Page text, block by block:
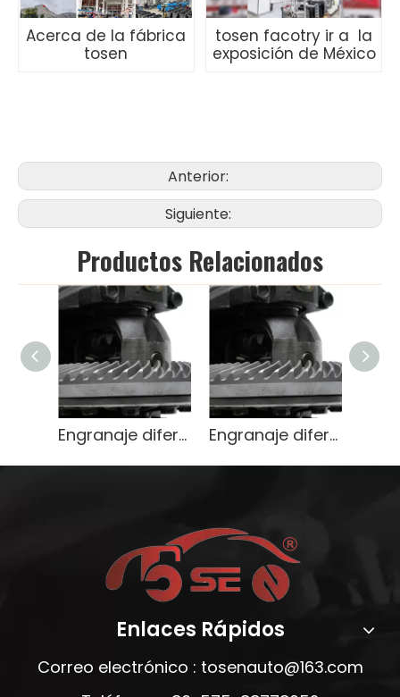
Acerca de la fábrica
tosen
tosen facotry ir a la
exposición de México
Anterior:
Siguiente:
Productos Relacionados
Engranaje diferencial de servicio pesado OEM 9071666 Engranaje diferencial de servicio pesado OEM 9071666
Enlaces Rápidos
Correo electrónico : tosenauto@163.com